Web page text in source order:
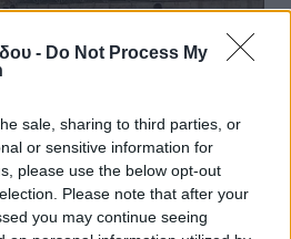
- Do Not Process My
sale, sharing to third parties, or
or sensitive information for
please use the below opt-out
Please note that after your
you may continue seeing
σε κατάσταση